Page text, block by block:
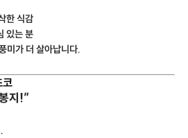
한 식감
있는 분
미가 더 살아납니다.
코
지!”